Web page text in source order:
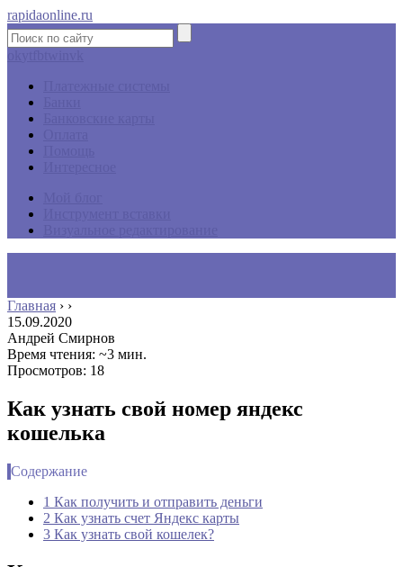
rapidaonline.ru
Главная › ›
15.09.2020
Андрей Смирнов
Время чтения: ~3 мин.
Просмотров: 18
Как узнать свой номер яндекс
кошелька
Содержание
1 Как получить и отправить деньги
2 Как узнать счет Яндекс карты
3 Как узнать свой кошелек?